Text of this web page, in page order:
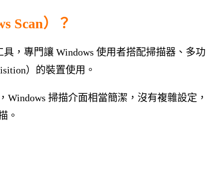
Scan）？
，專門讓 Windows 使用者搭配掃描器、多功
）的裝置使用。
掃描介面相當簡潔，沒有複雜設定，
。